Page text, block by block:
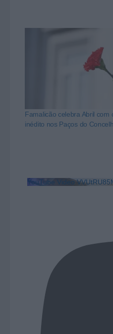
Famalicão celebra Abril com
inédito nos Paços do
YouTube Video